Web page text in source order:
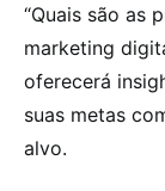
“Quais são as
marketing
oferecerá
suas metas
alvo.